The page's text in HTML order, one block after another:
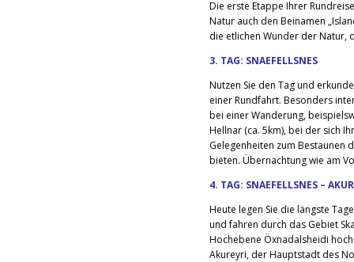
Die erste Etappe Ihrer
Natur auch den Beinamen
die etlichen Wunder der Natur,
3. TAG: SNAEFELLSNES
Nutzen Sie den Tag und
einer Rundfahrt. Besonders
bei einer Wanderung,
Hellnar (ca. 5km), bei der sich
Gelegenheiten zum Bestaunen
bieten. Übernachtung wie am
4. TAG: SNAEFELLSNES –
Heute legen Sie die längste
und fahren durch das Gebiet
Hochebene Öxnadalsheidi
Akureyri, der Hauptstadt des